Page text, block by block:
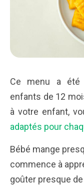
Ce menu a été
enfants de 12
à votre enfant,
adaptés pour
Bébé mange
commence à
goûter presque